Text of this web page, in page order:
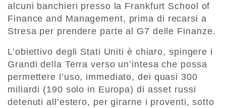
alcuni banchieri presso la Frankfurt School of
Finance and Management, prima di recarsi a
Stresa per prendere parte al G7 delle Finanze.
L’obiettivo degli Stati Uniti è chiaro, spingere i
Grandi della Terra verso un’intesa che possa
permettere l’uso, immediato, dei quasi 300
miliardi (190 solo in Europa) di asset russi
detenuti all’estero, per girarne i proventi, sotto